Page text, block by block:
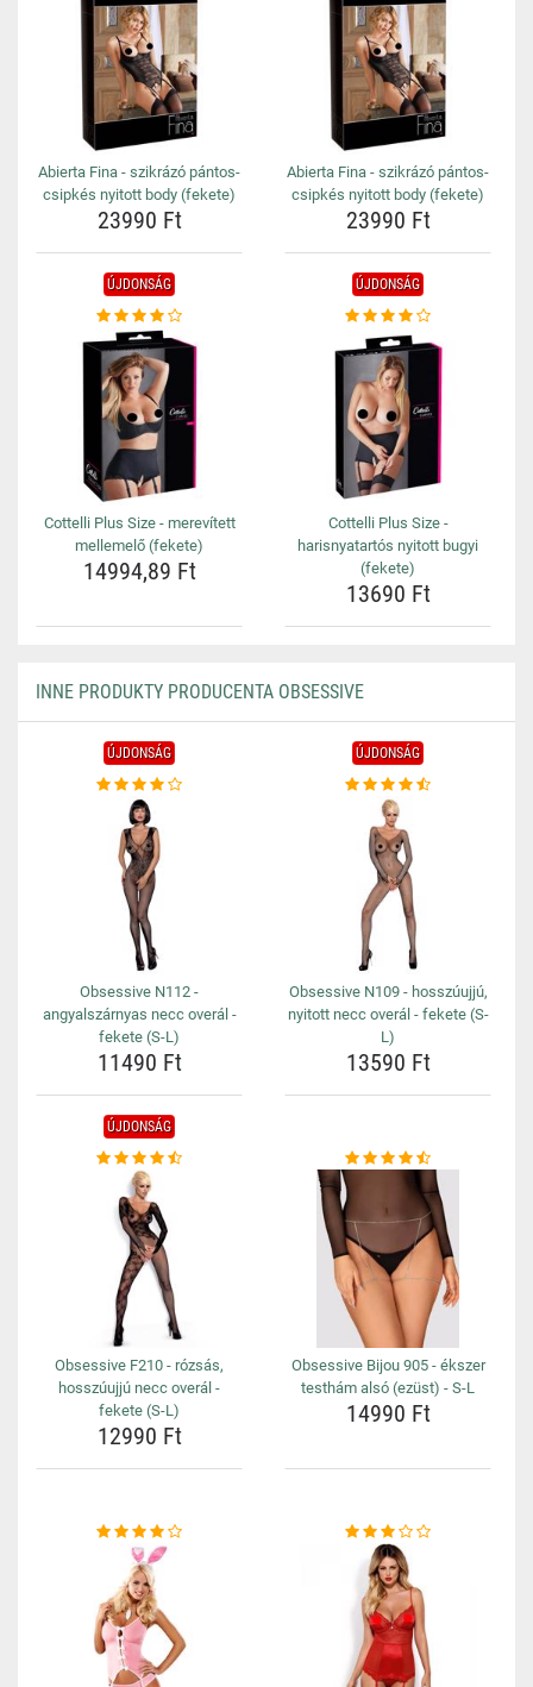
Abierta Fina - szikrázó pántos-
csipkés nyitott body (fekete)
23990 Ft
Abierta Fina - szikrázó pántos-
csipkés nyitott body (fekete)
23990 Ft
ÚJDONSÁG
Cottelli Plus Size - merevített
mellemelő (fekete)
14994,89 Ft
ÚJDONSÁG
Cottelli Plus Size -
harisnyatartós nyitott bugyi
(fekete)
13690 Ft
INNE PRODUKTY PRODUCENTA OBSESSIVE
ÚJDONSÁG
Obsessive N112 -
angyalszárnyas necc overál -
fekete (S-L)
11490 Ft
ÚJDONSÁG
Obsessive N109 - hosszúujjú,
nyitott necc overál - fekete (S-
L)
13590 Ft
ÚJDONSÁG
Obsessive F210 - rózsás,
hosszúujjú necc overál -
fekete (S-L)
12990 Ft
Obsessive Bijou 905 - ékszer
testhám alsó (ezüst) - S-L
14990 Ft